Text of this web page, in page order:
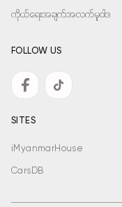
ကိုယ်ရေးအချက်အလက်မူဝါဒ
FOLLOW US
SITES
iMyanmarHouse
CarsDB